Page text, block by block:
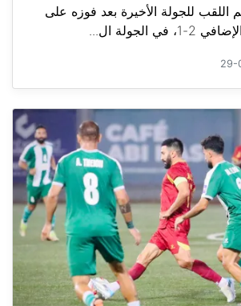
للجولة الأخيرة بعد فوزه على
الجولة ال...
29-